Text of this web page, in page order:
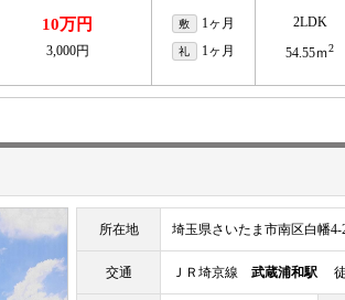
10万円
3,000円
敷 1ヶ月
礼 1ヶ月
2LDK
54.55ｍ2
所在地 埼玉県さいたま市南区白幡4-
交通 ＪＲ埼京線 武蔵浦和駅 徒